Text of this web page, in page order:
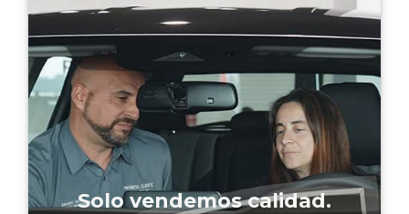
Solo vendemos calidad.